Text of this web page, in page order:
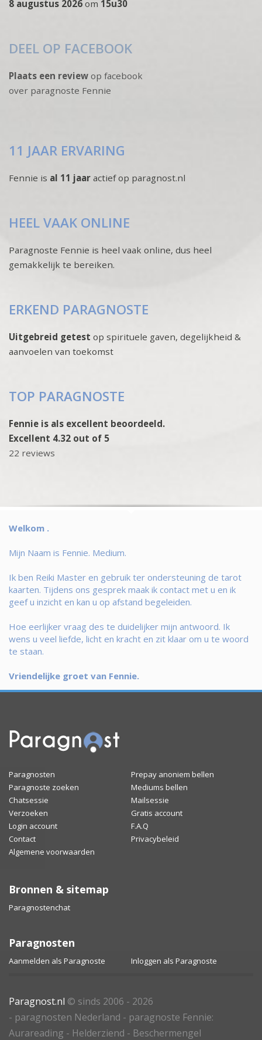
8 augustus 2026 om 15u30
DEEL OP FACEBOOK
Plaats een review op facebook
over paragnoste Fennie
11 JAAR ERVARING
Fennie is al 11 jaar actief op paragnost.nl
HEEL VAAK ONLINE
Paragnoste Fennie is heel vaak online, dus heel
gemakkelijk te bereiken.
ERKEND PARAGNOSTE
Uitgebreid getest op spirituele gaven, degelijkheid &
aanvoelen van toekomst
TOP PARAGNOSTE
Fennie is als excellent beoordeeld.
Excellent 4.32 out of 5
22 reviews
Welkom .
Mijn Naam is Fennie. Medium.
Ik ben Reiki Master en gebruik ter ondersteuning de tarot
kaarten. Tijdens ons gesprek maak ik contact met u en ik
geef u inzicht en kan u op afstand begeleiden.
Hoe eerlijker vraag des te duidelijker mijn antwoord. Ik
wens u veel liefde, licht en kracht en zit klaar om u te woord
te staan.
Vriendelijke groet van Fennie.
Paragnosten
Prepay anoniem bellen
Paragnoste zoeken
Mediums bellen
Chatsessie
Mailsessie
Verzoeken
Gratis account
Login account
F.A.Q
Contact
Privacybeleid
Algemene voorwaarden
Bronnen & sitemap
Paragnostenchat
Paragnosten
Aanmelden als Paragnoste Inloggen als Paragnoste
Paragnost.nl © sinds 2006 - 2026
- paragnosten Nederland - paragnoste Fennie:
Aurareading - Helderziend - Beschermengel